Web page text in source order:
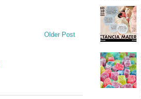
Older Post